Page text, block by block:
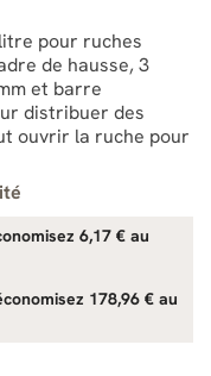
6,17 € au
178,96 € au
pour ruches
de hausse, 3
et barre
distribuer des
ouvrir la ruche pour